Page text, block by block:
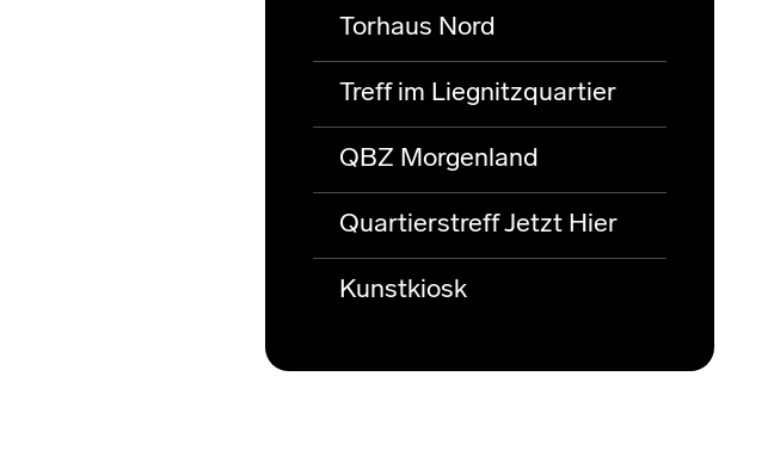
Torhaus Nord
Treff im Liegnitzquartier
QBZ Morgenland
Quartierstreff Jetzt Hier
Kunstkiosk